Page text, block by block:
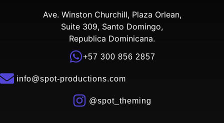
Ave. Winston Churchill, Plaza Orlean,
Suite 309, Santo Domingo,
Republica Dominicana.
+57 300 856 2857
info@spot-productions.com
@spot_theming